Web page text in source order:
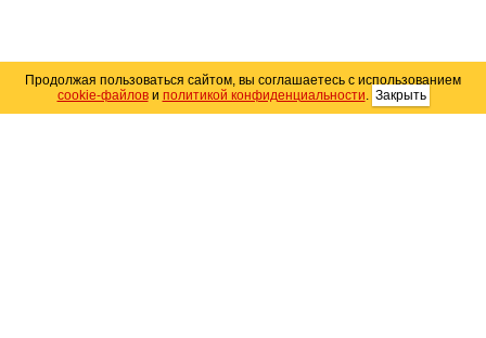
Продолжая пользоваться сайтом, вы соглашаетесь с использованием
cookie-файлови политикой конфиденциальности. Закрыть